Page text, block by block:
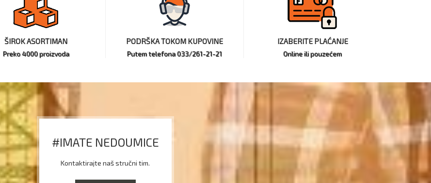
ŠIROK ASORTIMAN
Preko 4000 proizvoda
PODRŠKA TOKOM KUPOVINE
Putem telefona 033/261-21-21
IZABERITE PLAĆANJE
Online ili pouzećem
#IMATE NEDOUMICE
Kontaktirajte naš stručni tim.